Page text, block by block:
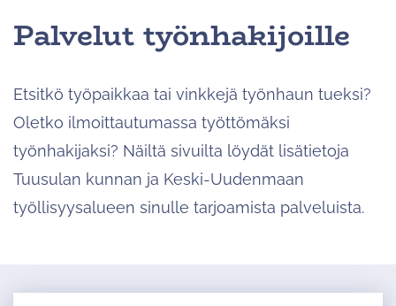
Palvelut työnhakijoille
Etsitkö työpaikkaa tai vinkkejä työnhaun tueksi?
Oletko ilmoittautumassa työttömäksi
työnhakijaksi? Näiltä sivuilta löydät lisätietoja
Tuusulan kunnan ja Keski-Uudenmaan
työllisyysalueen sinulle tarjoamista palveluista.